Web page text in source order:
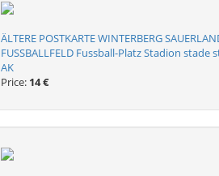
ÄLTERE POSTKARTE WINTERBERG
FUSSBALLFELD Fussball-Platz Stadion
AK
Price: 14 €